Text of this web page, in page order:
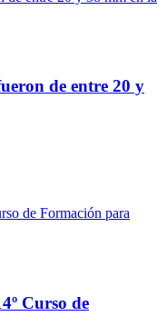
de entre 20 y
Curso de